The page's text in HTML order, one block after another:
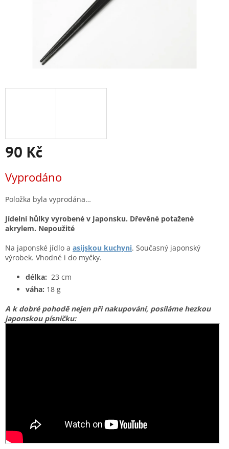
90 Kč
cena:
Vyprodáno
Položka byla vyprodána…
Jídelní hůlky vyrobené v Japonsku. Dřevěné potažené
akrylem. Nepoužité
Na japonské jídlo a asijskou kuchyni. Současný japonský
výrobek. Vhodné i do myčky.
délka: 23 cm
váha: 18 g
A k dobré pohodě nejen při nakupování, posíláme hezkou
japonskou písničku: